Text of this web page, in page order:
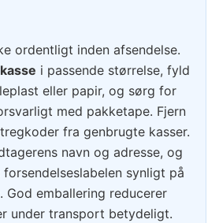
ordentligt inden afsendelse.
i passende størrelse, fyld
eller papir, og sørg for
med pakketape. Fjern
fra genbrugte kasser.
navn og adresse, og
synligt på
God emballering reducerer
under transport betydeligt.